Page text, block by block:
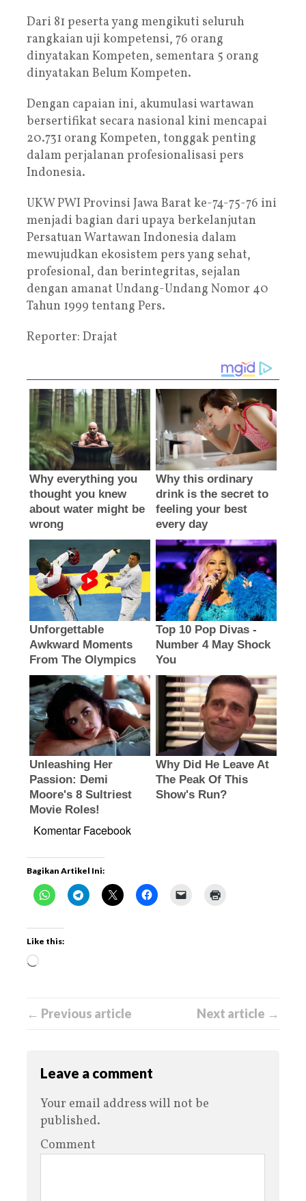
Dari 81 peserta yang mengikuti seluruh
rangkaian uji kompetensi, 76 orang
dinyatakan Kompeten, sementara 5 orang
dinyatakan Belum Kompeten.
Dengan capaian ini, akumulasi wartawan
bersertifikat secara nasional kini mencapai
20.731 orang Kompeten, tonggak penting
dalam perjalanan profesionalisasi pers
Indonesia.
UKW PWI Provinsi Jawa Barat ke-74-75-76 ini
menjadi bagian dari upaya berkelanjutan
Persatuan Wartawan Indonesia dalam
mewujudkan ekosistem pers yang sehat,
profesional, dan berintegritas, sejalan
dengan amanat Undang-Undang Nomor 40
Tahun 1999 tentang Pers.
Reporter: Drajat
Komentar Facebook
Bagikan Artikel Ini:
Like this:
← Previous article Next article →
Leave a comment
Your email address will not be
published.
Comment